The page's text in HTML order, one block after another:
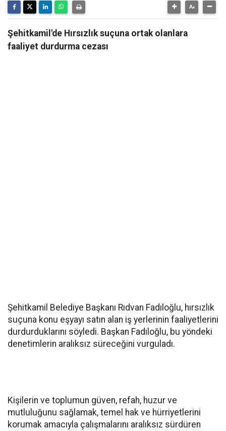
Şehitkamil'de Hırsızlık suçuna ortak olanlara
faaliyet durdurma cezası
Şehitkamil Belediye Başkanı Rıdvan Fadıloğlu, hırsızlık
suçuna konu eşyayı satın alan iş yerlerinin faaliyetlerini
durdurduklarını söyledi. Başkan Fadıloğlu, bu yöndeki
denetimlerin aralıksız süreceğini vurguladı.
Kişilerin ve toplumun güven, refah, huzur ve
mutluluğunu sağlamak, temel hak ve hürriyetlerini
korumak amacıyla çalışmalarını aralıksız sürdüren